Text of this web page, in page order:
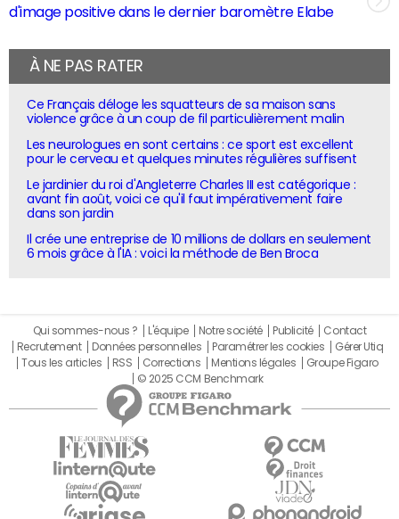
d'image positive dans le dernier baromètre Elabe
À NE PAS RATER
Ce Français déloge les squatteurs de sa maison sans
violence grâce à un coup de fil particulièrement malin
Les neurologues en sont certains : ce sport est excellent
pour le cerveau et quelques minutes régulières suffisent
Le jardinier du roi d'Angleterre Charles III est catégorique :
avant fin août, voici ce qu'il faut impérativement faire
dans son jardin
Il crée une entreprise de 10 millions de dollars en seulement
6 mois grâce à l'IA : voici la méthode de Ben Broca
Qui sommes-nous ? L'équipe Notre société Publicité
Contact
Recrutement
Données personnelles Paramétrer les cookies
Gérer Utiq
Tous les articles
RSS Corrections Mentions légales
Groupe Figaro
© 2025 CCM Benchmark